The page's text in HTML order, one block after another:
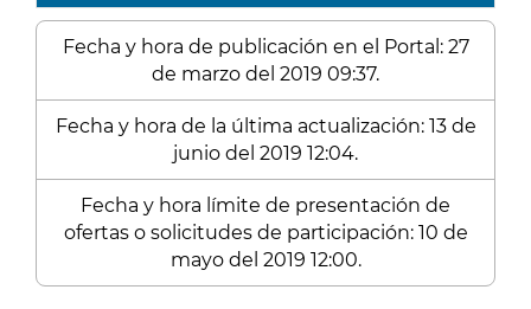
Fecha y hora de publicación en el Portal: 27
de marzo del 2019 09:37.
Fecha y hora de la última actualización: 13 de
junio del 2019 12:04.
Fecha y hora límite de presentación de
ofertas o solicitudes de participación: 10 de
mayo del 2019 12:00.